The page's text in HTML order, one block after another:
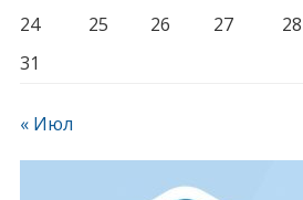
24
25 26 27 28
31
« Июл